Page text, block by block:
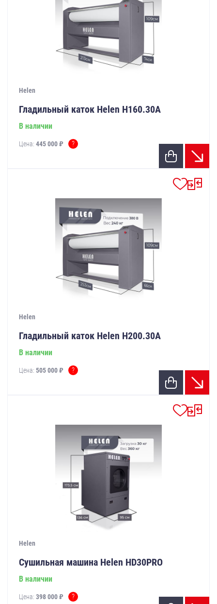
Helen
Гладильный каток Helen Н160.30А
В наличии
Цена: 445 000 ₽ ?
Helen
Гладильный каток Helen Н200.30А
В наличии
Цена: 505 000 ₽ ?
Helen
Сушильная машина Helen HD30PRO
В наличии
Цена: 398 000 ₽ ?